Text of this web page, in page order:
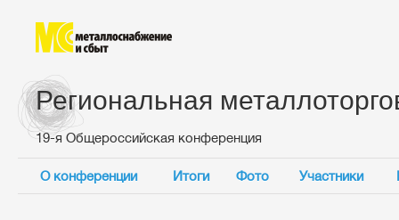
Региональная
19-я Общероссийская конференция
О конференции Итоги Фото Участники